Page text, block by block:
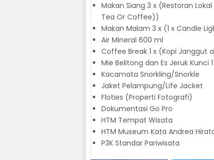
Makan Siang 3 x (Restoran
Tea Or Coffee))
Makan Malam 3 x (1 x Candle
Air Mineral 600 ml
Coffee Break 1 x (Kopi Janggut
Mie Belitong dan Es Jeruk Kunci
Kacamata Snorkling/Snorkle
Jaket Pelampung/Life Jacket
Floties (Properti Fotografi)
Dokumentasi Go Pro
HTM Tempat Wisata
HTM Museum Kata Andrea
P3K Standar Pariwisata